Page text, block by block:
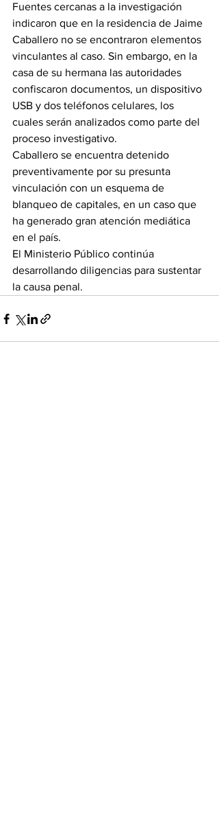
Fuentes cercanas a la investigación
indicaron que en la residencia de Jaime
Caballero no se encontraron elementos
vinculantes al caso. Sin embargo, en la
casa de su hermana las autoridades
confiscaron documentos, un dispositivo
USB y dos teléfonos celulares, los
cuales serán analizados como parte del
proceso investigativo.
Caballero se encuentra detenido
preventivamente por su presunta
vinculación con un esquema de
blanqueo de capitales, en un caso que
ha generado gran atención mediática
en el país.
El Ministerio Público continúa
desarrollando diligencias para sustentar
la causa penal.